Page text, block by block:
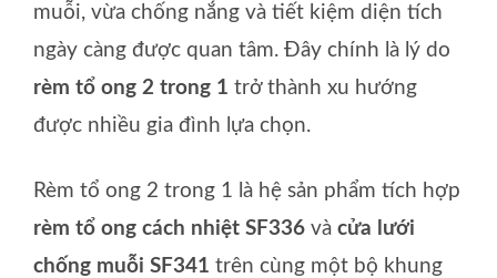
muỗi, vừa chống nắng và tiết kiệm diện tích
ngày càng được quan tâm. Đây chính là lý do
rèm tổ ong 2 trong 1 trở thành xu hướng
được nhiều gia đình lựa chọn.
Rèm tổ ong 2 trong 1 là hệ sản phẩm tích hợp
rèm tổ ong cách nhiệt SF336 và cửa lưới
chống muỗi SF341 trên cùng một bộ khung